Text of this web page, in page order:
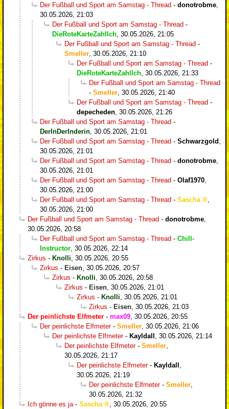
Der Fußball und Sport am Samstag - Thread - donotrobme
30.05.2026, 21:03
Der Fußball und Sport am Samstag - Thread -
DieRoteKarteZahlIch 30.05.2026, 21:05
Der Fußball und Sport am Samstag - Thread -
Smeller 30.05.2026, 21:10
Der Fußball und Sport am Samstag - Thread -
DieRoteKarteZahlIch 30.05.2026, 21:33
Der Fußball und Sport am Samstag - Thread
- Smeller 30.05.2026, 21:40
Der Fußball und Sport am Samstag - Thread -
depecheden 30.05.2026, 21:26
Der Fußball und Sport am Samstag - Thread -
DerInDerInderin 30.05.2026, 21:01
Der Fußball und Sport am Samstag - Thread - Schwarzgold
30.05.2026, 21:01
Der Fußball und Sport am Samstag - Thread - donotrobme
30.05.2026, 21:01
Der Fußball und Sport am Samstag - Thread - Olaf1970
30.05.2026, 21:00
Der Fußball und Sport am Samstag - Thread - Sascha
30.05.2026, 21:00
Der Fußball und Sport am Samstag - Thread - donotrobme
30.05.2026, 20:58
Der Fußball und Sport am Samstag - Thread - Chill-
Instructor 30.05.2026, 22:14
Zirkus - Knolli 30.05.2026, 20:55
Zirkus - Eisen 30.05.2026, 20:57
Zirkus - Knolli 30.05.2026, 20:58
Zirkus - Eisen 30.05.2026, 21:01
Zirkus - Knolli 30.05.2026, 21:01
Zirkus - Eisen 30.05.2026, 21:03
Der peinlichste Elfmeter - max09 30.05.2026, 20:55
Der peinlichste Elfmeter- Smeller 30.05.2026, 21:06
Der peinlichste Elfmeter- Kayldall
30.05.2026, 21:14
Der peinlichste Elfmeter- Smeller
30.05.2026, 21:17
Der peinlichste Elfmeter- Kayldall
30.05.2026, 21:19
Der peinlichste Elfmeter- Smeller
30.05.2026, 21:32
Ich gönne es ja - Sascha 30.05.2026, 20:55